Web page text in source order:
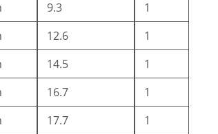
9.3
1
12.6
1
14.5
1
16.7
1
17.7
1